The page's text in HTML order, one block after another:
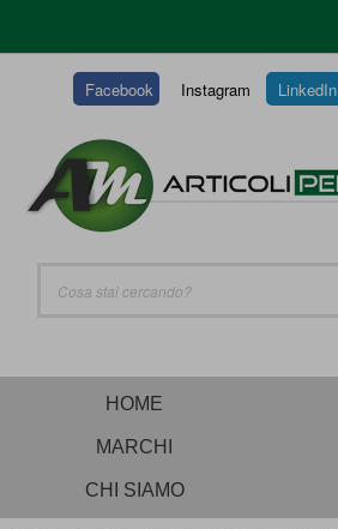
Facebook Instagram LinkedIn
CONTENUTO
HOME
MARCHI
CHI SIAMO